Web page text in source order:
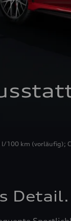
km (vorläufig);
Detail.